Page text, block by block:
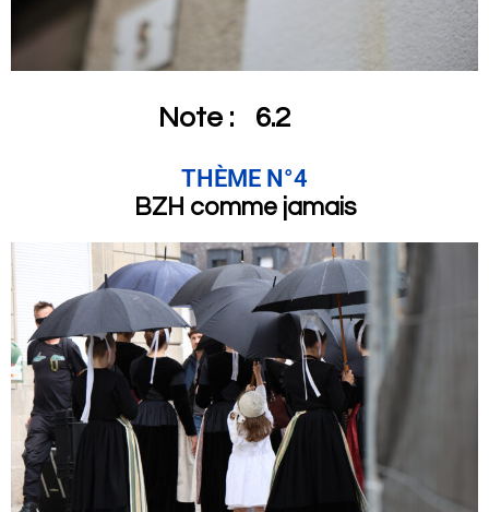
Note : 6.2
THÈME N°4
BZH comme jamais